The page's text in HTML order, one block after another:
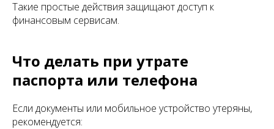
Такие простые действия защищают доступ к
финансовым сервисам.
Что делать при утрате
паспорта или телефона
Если документы или мобильное устройство утеряны,
рекомендуется: